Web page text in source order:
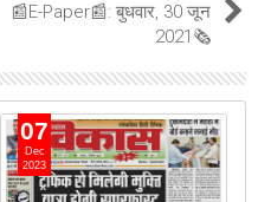
📰E-Paper📰: बुधवार, 30 जून
2021🗞
07
Dec
2023